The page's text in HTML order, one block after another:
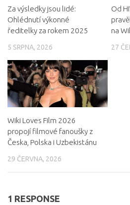
Za výsledky jsou lidé:
Ohlédnutí výkonné
ředitelky za rokem 2025
5 SRPNA, 2026
Od
na
27
Wiki Loves Film 2026
propojí filmové fanoušky z
Česka, Polska i Uzbekistánu
29 ČERVNA, 2026
1 RESPONSE